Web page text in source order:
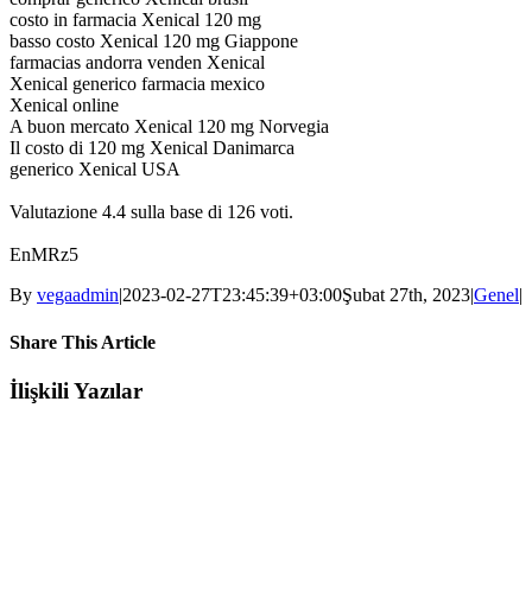
costo in farmacia Xenical 120 mg
basso costo Xenical 120 mg Giappone
farmacias andorra venden Xenical
Xenical generico farmacia mexico
Xenical online
A buon mercato Xenical 120 mg Norvegia
Il costo di 120 mg Xenical Danimarca
generico Xenical USA
Valutazione 4.4 sulla base di 126 voti.
EnMRz5
By vegaadmin|2023-02-27T23:45:39+03:00Şubat 27th, 2023|Genel|
Share This Article
Facebook
Twitter
LinkedIn
WhatsApp
Tumblr
Pinterest
E-
posta
İlişkili Yazılar